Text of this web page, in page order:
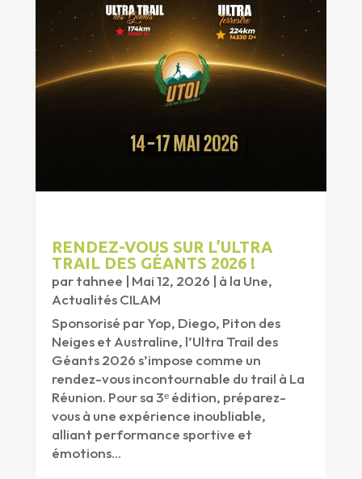
RENDEZ-VOUS SUR L’ULTRA
TRAIL DES GÉANTS 2026 !
partahnee | Mai 12, 2026 | à la Une,
Actualités CILAM
Sponsorisé par Yop, Diego, Piton des
Neiges et Australine, l’Ultra Trail des
Géants 2026 s’impose comme un
rendez-vous incontournable du trail à La
Réunion. Pour sa 3ᵉ édition, préparez-
vous à une expérience inoubliable,
alliant performance sportive et
émotions...